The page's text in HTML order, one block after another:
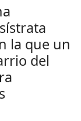
la que un
del